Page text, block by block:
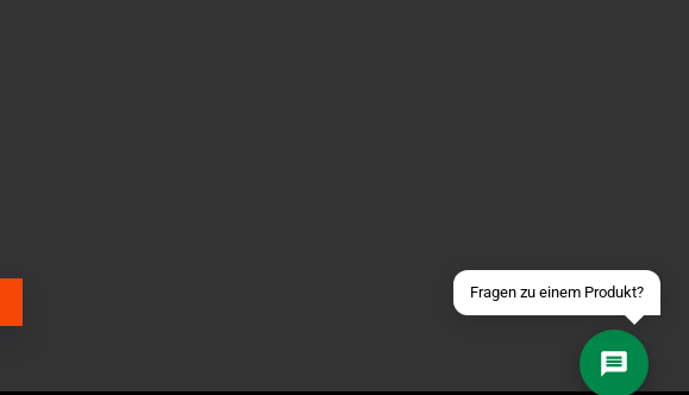
Fragen zu einem Produkt?
Schick uns eine eMail